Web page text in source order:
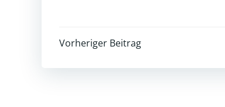
Post
navigation
Vorheriger Beitrag